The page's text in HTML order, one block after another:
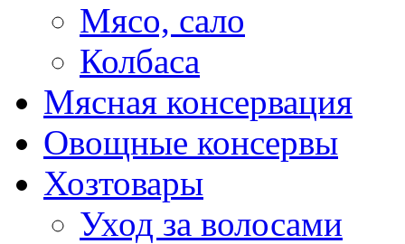
Мясо, сало
Колбаса
Мясная консервация
Овощные консервы
Хозтовары
Уход за волосами